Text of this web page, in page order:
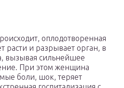
оплодотворенная
расти и разрывает орган, в
вызывая сильнейшее
При этом женщина
боли, шок, теряет